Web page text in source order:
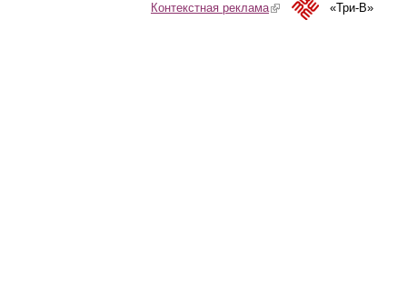
Контекстная реклама(link is external)«Три-В»